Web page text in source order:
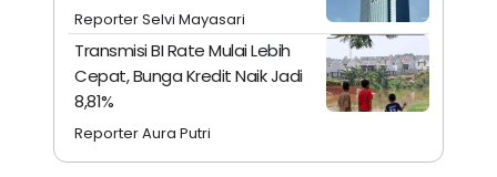
Reporter Selvi Mayasari
Transmisi BI Rate Mulai Lebih
Cepat, Bunga Kredit Naik Jadi
8,81%
Reporter Aura Putri